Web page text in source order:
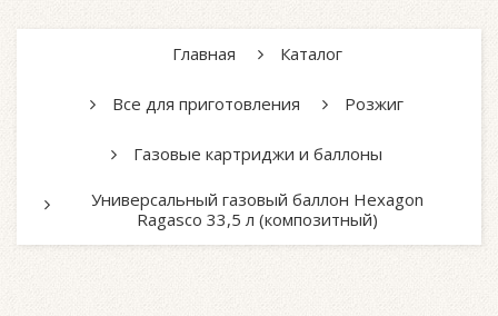
Главная Каталог
Все для приготовления Розжиг
Газовые картриджи и баллоны
Универсальный газовый баллон Hexagon
Ragasco 33,5 л (композитный)